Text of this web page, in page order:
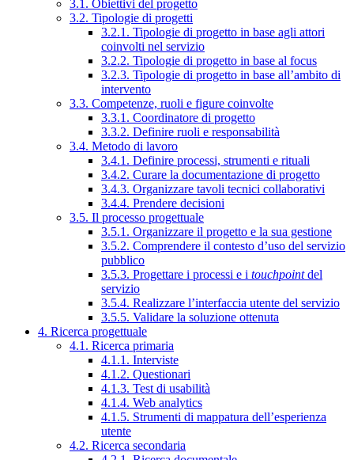
3.1. Obiettivi del progetto
3.2. Tipologie di progetti
3.2.1. Tipologie di progetto in base agli attori
coinvolti nel servizio
3.2.2. Tipologie di progetto in base al focus
3.2.3. Tipologie di progetto in base all’ambito di
intervento
3.3. Competenze, ruoli e figure coinvolte
3.3.1. Coordinatore di progetto
3.3.2. Definire ruoli e responsabilità
3.4. Metodo di lavoro
3.4.1. Definire processi, strumenti e rituali
3.4.2. Curare la documentazione di progetto
3.4.3. Organizzare tavoli tecnici collaborativi
3.4.4. Prendere decisioni
3.5. Il processo progettuale
3.5.1. Organizzare il progetto e la sua gestione
3.5.2. Comprendere il contesto d’uso del servizio
pubblico
3.5.3. Progettare i processi e i touchpointdel
servizio
3.5.4. Realizzare l’interfaccia utente del servizio
3.5.5. Validare la soluzione ottenuta
4. Ricerca progettuale
4.1. Ricerca primaria
4.1.1. Interviste
4.1.2. Questionari
4.1.3. Test di usabilità
4.1.4. Web analytics
4.1.5. Strumenti di mappatura dell’esperienza
utente
4.2. Ricerca secondaria